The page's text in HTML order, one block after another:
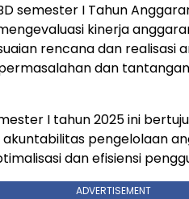
semester I Tahun
kinerja
rencana dan realisasi
dan
I tahun 2025 ini
pengelolaan
dan efisiensi
ADVERTISEMENT